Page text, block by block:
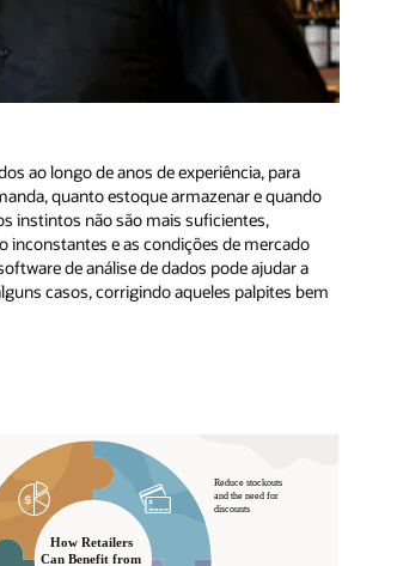
ao longo de anos de experiência, para
quanto estoque armazenar e quando
instintos não são mais suficientes,
e as condições de mercado
de análise de dados pode ajudar a
casos, corrigindo aqueles palpites bem